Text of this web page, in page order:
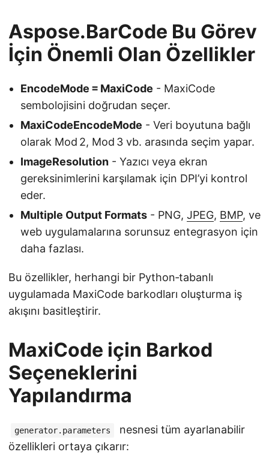
Aspose.BarCode Bu Görev
İçin Önemli Olan Özellikler
EncodeMode = MaxiCode - MaxiCode
sembolojisini doğrudan seçer.
MaxiCodeEncodeMode - Veri boyutuna bağlı
olarak Mod 2, Mod 3 vb. arasında seçim yapar.
ImageResolution - Yazıcı veya ekran
gereksinimlerini karşılamak için DPI’yi kontrol
eder.
Multiple Output Formats - PNG, JPEG, BMP, ve
web uygulamalarına sorunsuz entegrasyon için
daha fazlası.
Bu özellikler, herhangi bir Python‑tabanlı
uygulamada MaxiCode barkodları oluşturma iş
akışını basitleştirir.
MaxiCode için Barkod
Seçeneklerini
Yapılandırma
generator.parameters
nesnesi tüm ayarlanabilir
özellikleri ortaya çıkarır: